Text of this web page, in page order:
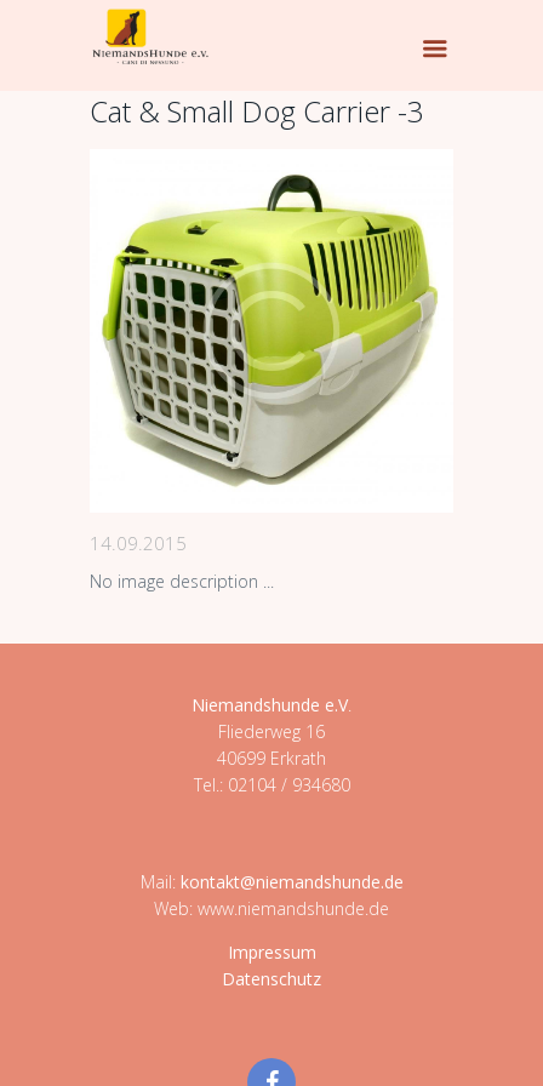
Cat & Small Dog Carrier -3
14.09.2015
No image description ...
Niemandshunde e.V.
Fliederweg 16
40699 Erkrath
Tel.: 02104 / 934680
Mail: kontakt@niemandshunde.de
Web: www.niemandshunde.de
Impressum
Datenschutz